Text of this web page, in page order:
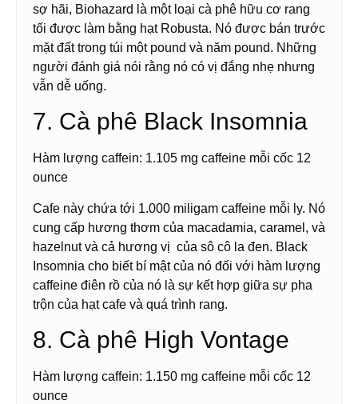
sợ hãi, Biohazard là một loại cà phê hữu cơ rang
tối được làm bằng hạt Robusta. Nó được bán trước
mặt đất trong túi một pound và năm pound. Những
người đánh giá nói rằng nó có vị đắng nhẹ nhưng
vẫn dễ uống.
7. Cà phê Black Insomnia
Hàm lượng caffein: 1.105 mg caffeine mỗi cốc 12
ounce
Cafe này chứa tới 1.000 miligam caffeine mỗi ly. Nó
cung cấp hương thơm của macadamia, caramel, và
hazelnut và cả hương vị của sô cô la đen. Black
Insomnia cho biết bí mật của nó đối với hàm lượng
caffeine điên rồ của nó là sự kết hợp giữa sự pha
trộn của hạt cafe và quá trình rang.
8. Cà phê High Vontage
Hàm lượng caffein: 1.150 mg caffeine mỗi cốc 12
ounce